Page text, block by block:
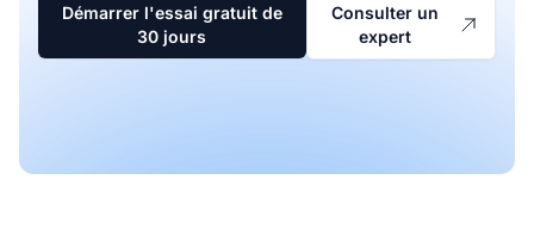
Démarrer l'essai gratuit de
30 jours
Consulter un
expert